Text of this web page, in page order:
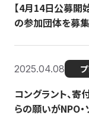
【4月14日公募開
の参加団体を募
2025.04.08
コングラント、
らの願いがNPO